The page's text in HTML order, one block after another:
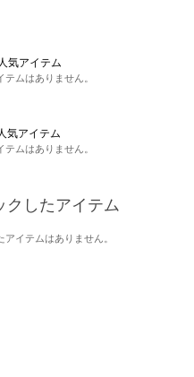
気アイテム
ムはありません。
気アイテム
ムはありません。
クしたアイテム
イテムはありません。